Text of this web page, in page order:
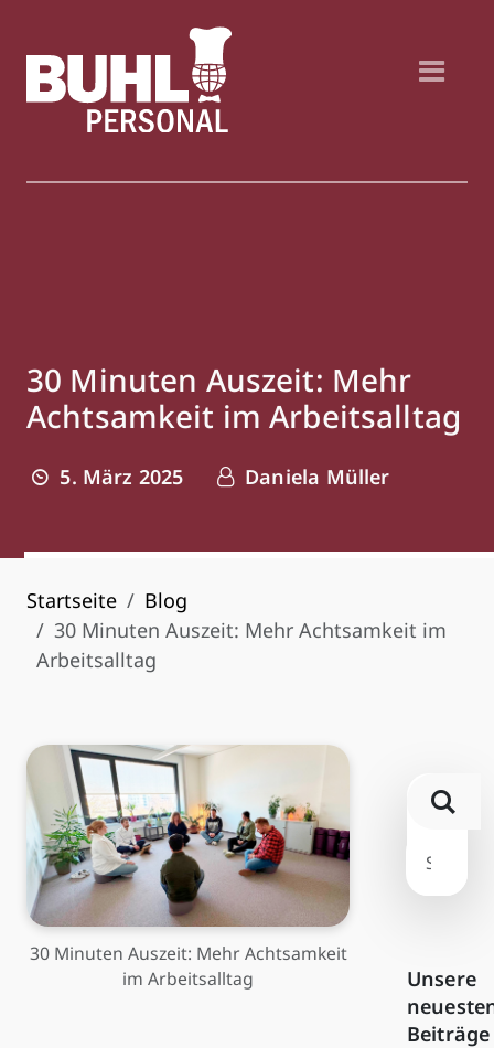
30 Minuten Auszeit: Mehr
Achtsamkeit im Arbeitsalltag
5. März 2025 Daniela Müller
Startseite
Blog
30 Minuten Auszeit: Mehr Achtsamkeit im
Arbeitsalltag
30 Minuten Auszeit: Mehr Achtsamkeit
im Arbeitsalltag
Unsere
Beiträge